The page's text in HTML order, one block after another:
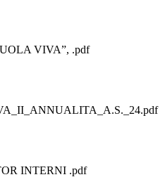
VIVA”, .pdf
INTERNI .pdf